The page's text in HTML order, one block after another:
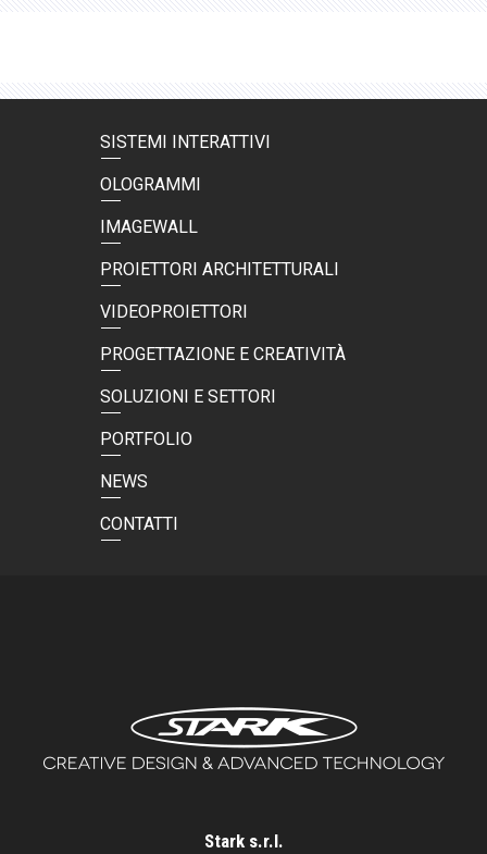
SISTEMI INTERATTIVI
OLOGRAMMI
IMAGEWALL
PROIETTORI ARCHITETTURALI
VIDEOPROIETTORI
PROGETTAZIONE E CREATIVITÀ
SOLUZIONI E SETTORI
PORTFOLIO
NEWS
CONTATTI
Stark s.r.l.